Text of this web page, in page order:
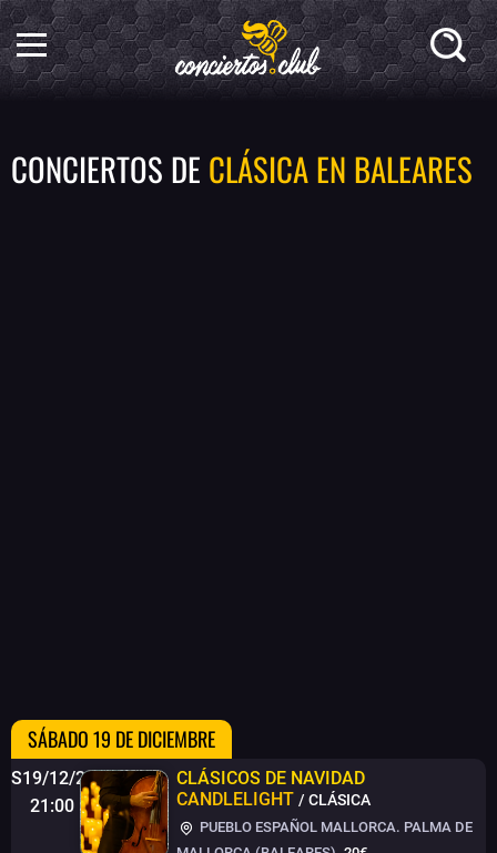
CONCIERTOS DE CLÁSICA EN BALEARES
SÁBADO 19 DE DICIEMBRE
S19/12/26
21:00
CLÁSICOS DE NAVIDAD
CANDLELIGHT / CLÁSICA
PUEBLO ESPAÑOL MALLORCA. PALMA DE